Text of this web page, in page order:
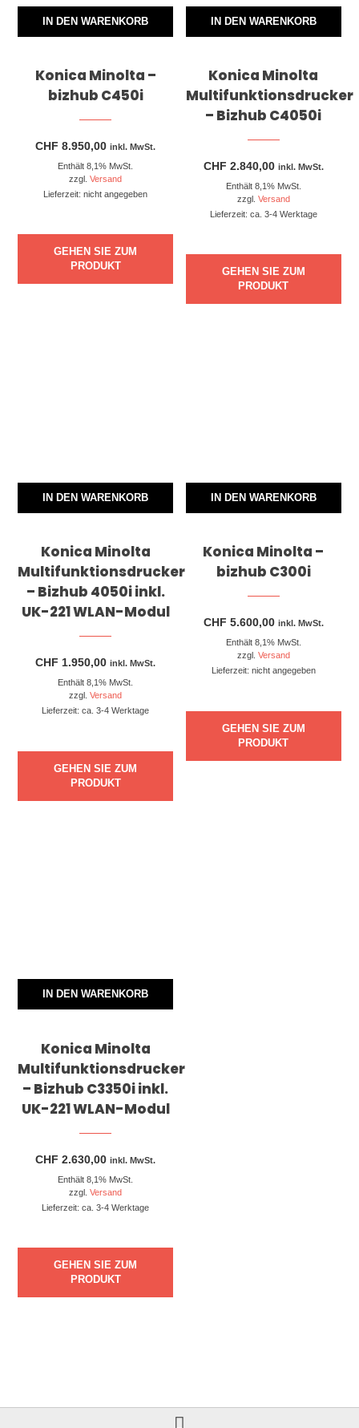
IN DEN WARENKORB
Konica Minolta –
bizhub C450i
CHF 8.950,00 inkl. MwSt.
Enthält 8,1% MwSt.
zzgl.Versand
Lieferzeit: nicht angegeben
GEHEN SIE ZUM
PRODUKT
IN DEN WARENKORB
Konica Minolta
Multifunktionsdrucker
– Bizhub C4050i
CHF 2.840,00 inkl. MwSt.
Enthält 8,1% MwSt.
zzgl. Versand
Lieferzeit: ca. 3-4 Werktage
GEHEN SIE ZUM
PRODUKT
IN DEN WARENKORB
Konica Minolta
Multifunktionsdrucker
– Bizhub 4050i inkl.
UK-221 WLAN-Modul
CHF 1.950,00 inkl. MwSt.
Enthält 8,1% MwSt.
zzgl.Versand
Lieferzeit: ca. 3-4 Werktage
GEHEN SIE ZUM
PRODUKT
IN DEN WARENKORB
Konica Minolta –
bizhub C300i
CHF 5.600,00 inkl. MwSt.
Enthält 8,1% MwSt.
zzgl. Versand
Lieferzeit: nicht angegeben
GEHEN SIE ZUM
PRODUKT
IN DEN WARENKORB
Konica Minolta
Multifunktionsdrucker
– Bizhub C3350i inkl.
UK-221 WLAN-Modul
CHF 2.630,00 inkl. MwSt.
Enthält 8,1% MwSt.
zzgl.Versand
Lieferzeit: ca. 3-4 Werktage
GEHEN SIE ZUM
PRODUKT